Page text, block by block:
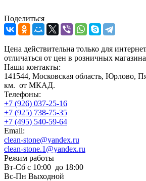
Поделиться
Цена действительна только для
отличаться от цен в розничных
Наши контакты:
141544, Московская область, Юрлово,
км. от МКАД.
Телефоны:
+7 (926) 037-25-16
+7 (925) 738-75-35
+7 (495) 540-59-64
Email:
clean-stone@yandex.ru
clean-stone.1@yandex.ru
Режим работы
Вт-Сб с 10:00 до 18:00
Вс-Пн Выходной